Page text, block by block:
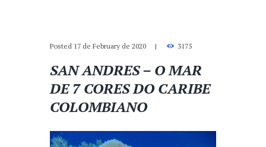
Posted 17 de February de 2020 3175
SAN ANDRES – O MAR
DE 7 CORES DO CARIBE
COLOMBIANO